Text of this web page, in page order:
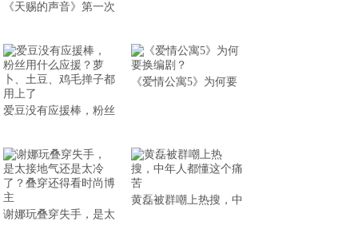
《天赐的声音》第一次
爱豆没有应援棒，粉丝
《爱情公寓5》为何要
谢娜玩叠穿失手，是太
黄磊被群嘲上热搜，中